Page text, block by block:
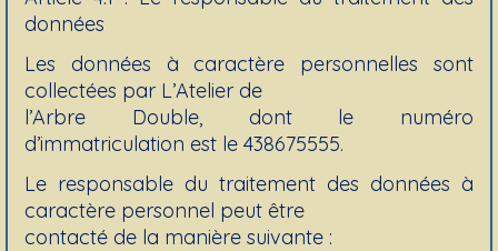
données
Les données à caractère personnelles sont
collectées par L’Atelier de
l’Arbre Double, dont le numéro
d’immatriculation est le 438675555.
Le responsable du traitement des données à
caractère personnel peut être
contacté de la manière suivante :